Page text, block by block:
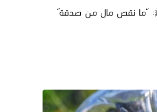
: “ما نقص مال من صدقة”